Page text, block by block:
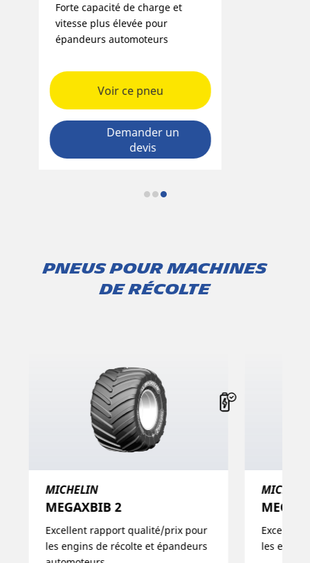
Forte capacité de charge et
vitesse plus élevée pour
épandeurs automoteurs
Voir ce pneu
Demander un
devis
PNEUS POUR MACHINES
DE RÉCOLTE
MICHELIN
MEGAXBIB 2​
Excellent rapport qualité/prix pour
les engins de récolte et épandeurs
Excellent
les